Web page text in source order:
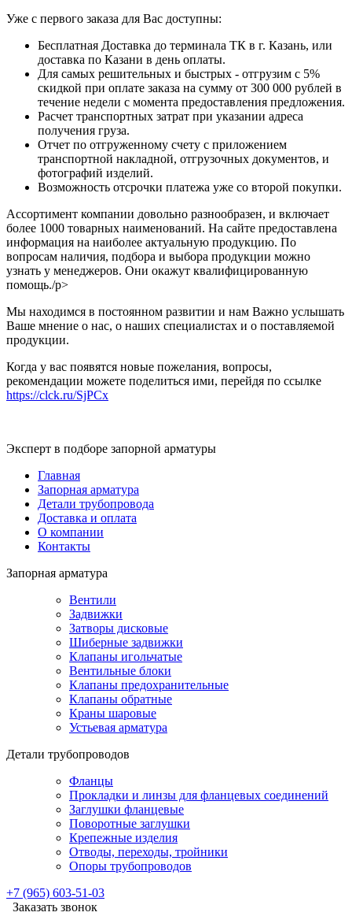
Уже с первого заказа для Вас доступны:
Бесплатная Доставка до терминала ТК в г. Казань, или
доставка по Казани в день оплаты.
Для самых решительных и быстрых - отгрузим с 5%
скидкой при оплате заказа на сумму от 300 000 рублей в
течение недели с момента предоставления предложения.
Расчет транспортных затрат при указании адреса
получения груза.
Отчет по отгруженному счету с приложением
транспортной накладной, отгрузочных документов, и
фотографий изделий.
Возможность отсрочки платежа уже со второй покупки.
Ассортимент компании довольно разнообразен, и включает
более 1000 товарных наименований. На сайте предоставлена
информация на наиболее актуальную продукцию. По
вопросам наличия, подбора и выбора продукции можно
узнать у менеджеров. Они окажут квалифицированную
помощь./p>
Мы находимся в постоянном развитии и нам Важно услышать
Ваше мнение о нас, о наших специалистах и о поставляемой
продукции.
Когда у вас появятся новые пожелания, вопросы,
рекомендации можете поделиться ими, перейдя по ссылке
https://clck.ru/SjPCx
Эксперт в подборе запорной арматуры
Главная
Запорная арматура
Детали трубопровода
Доставка и оплата
О компании
Контакты
Запорная арматура
Вентили
Задвижки
Затворы дисковые
Шиберные задвижки
Клапаны игольчатые
Вентильные блоки
Клапаны предохранительные
Клапаны обратные
Краны шаровые
Устьевая арматура
Детали трубопроводов
Фланцы
Прокладки и линзы для фланцевых соединений
Заглушки фланцевые
Поворотные заглушки
Крепежные изделия
Отводы, переходы, тройники
Опоры трубопроводов
+7 (965) 603-51-03
Заказать звонок